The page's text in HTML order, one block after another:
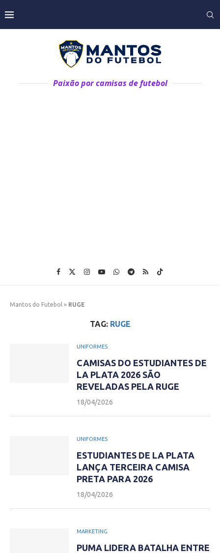
Paixão por camisas de futebol
Mantos do Futebol » RUGE
TAG: RUGE
UNIFORMES
CAMISAS DO ESTUDIANTES DE
LA PLATA 2026 SÃO
REVELADAS PELA RUGE
18/04/2026
UNIFORMES
ESTUDIANTES DE LA PLATA
LANÇA TERCEIRA CAMISA
PRETA PARA 2026
18/04/2026
MARKETING
PUMA LIDERA BATALHA ENTRE